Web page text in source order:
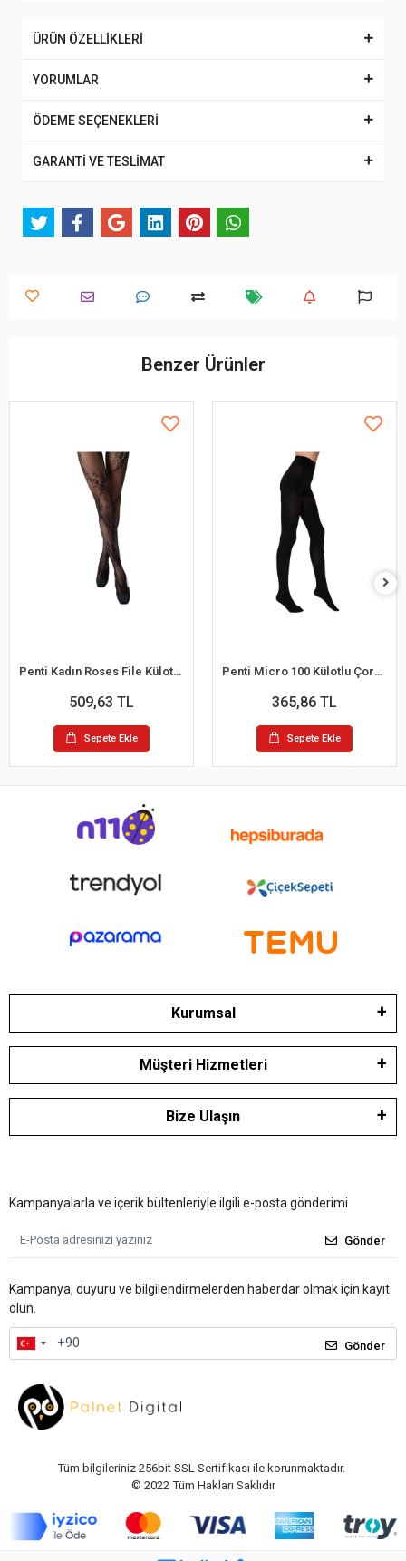
ÜRÜN ÖZELLİKLERİ
YORUMLAR
ÖDEME SEÇENEKLERİ
GARANTİ VE TESLİMAT
Benzer Ürünler
Penti Kadın Roses File Külotlu Çorap
509,63 TL
Sepete Ekle
Penti Micro 100 Külotlu Çorap100 Denye
365,86 TL
Sepete Ekle
Kurumsal
Müşteri Hizmetleri
Bize Ulaşın
Kampanyalarla ve içerik bültenleriyle ilgili e-posta gönderimi
Gönder
Kampanya, duyuru ve bilgilendirmelerden haberdar olmak için kayıt
olun.
Gönder
Tüm bilgileriniz 256bit SSL Sertifikası ile korunmaktadır.
© 2022 Tüm Hakları Saklıdır